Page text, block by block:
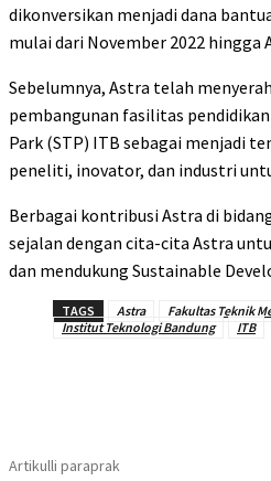
dikonversikan menjadi dana
mulai dari November 2022 hingga
Sebelumnya, Astra telah
pembangunan fasilitas pendidikan
Park (STP) ITB sebagai menjadi
peneliti, inovator, dan industri
Berbagai kontribusi Astra di
sejalan dengan cita-cita Astra
dan mendukung Sustainable
TAGS Astra Fakultas Teknik
Institut Teknologi Bandung
ITB
Artikulli paraprak